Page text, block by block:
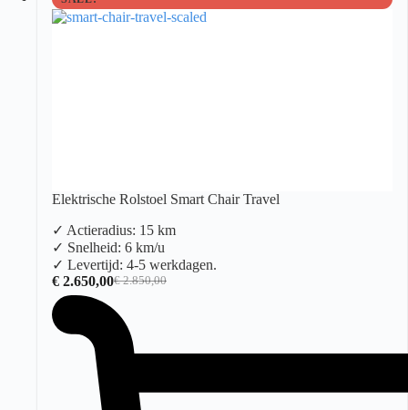
Elektrische Rolstoel Smart Chair Travel
✓ Actieradius: 15 km
✓ Snelheid: 6 km/u
✓ Levertijd: 4-5 werkdagen.
€2.850,00
Oorspronkelijke
prijs
was:
€ 2.850,00.
€ 2.650,00Huidige
prijs
is:
€ 2.650,00.